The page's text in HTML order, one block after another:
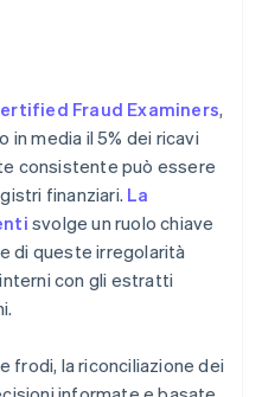
Fraud Examiners,
in media il 5% dei ricavi
consistente può essere
finanziari. La
svolge un ruolo chiave
di queste irregolarità
con gli estratti
frodi, la riconciliazione dei